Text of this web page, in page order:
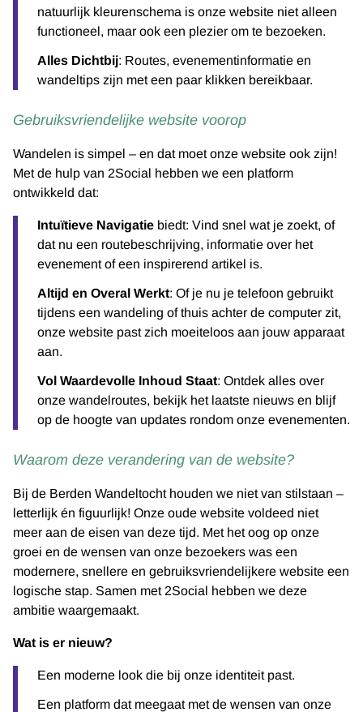
natuurlijk kleurenschema is onze website niet alleen
functioneel, maar ook een plezier om te bezoeken.
Alles Dichtbij: Routes, evenementinformatie en
wandeltips zijn met een paar klikken bereikbaar.
Gebruiksvriendelijke website voorop
Wandelen is simpel – en dat moet onze website ook zijn!
Met de hulp van 2Social hebben we een platform
ontwikkeld dat:
Intuïtieve Navigatie biedt: Vind snel wat je zoekt, of
dat nu een routebeschrijving, informatie over het
evenement of een inspirerend artikel is.
Altijd en Overal Werkt: Of je nu je telefoon gebruikt
tijdens een wandeling of thuis achter de computer zit,
onze website past zich moeiteloos aan jouw apparaat
aan.
Vol Waardevolle Inhoud Staat: Ontdek alles over
onze wandelroutes, bekijk het laatste nieuws en blijf
op de hoogte van updates rondom onze evenementen.
Waarom deze verandering van de website?
Bij de Berden Wandeltocht houden we niet van stilstaan –
letterlijk én figuurlijk! Onze oude website voldeed niet
meer aan de eisen van deze tijd. Met het oog op onze
groei en de wensen van onze bezoekers was een
modernere, snellere en gebruiksvriendelijkere website een
logische stap. Samen met 2Social hebben we deze
ambitie waargemaakt.
Wat is er nieuw?
Een moderne look die bij onze identiteit past.
Een platform dat meegaat met de wensen van onze